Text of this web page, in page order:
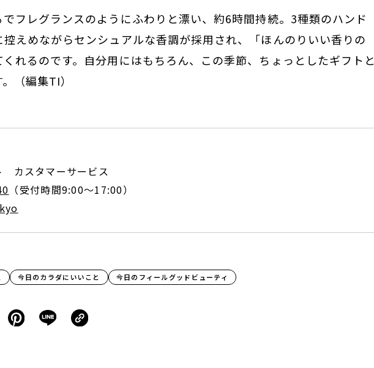
フレグランスのようにふわりと漂い、約6時間持続。3種類のハンド
控えめながらセンシュアルな香調が採用され、「ほんのりいい香りの
れるのです。自分用にはもちろん、この季節、ちょっとしたギフトと
（編集TI）
カスタマーサービス
（受付時間9:00～17:00）
今日のカラダにいいこと 今日のフィールグッドビューティ